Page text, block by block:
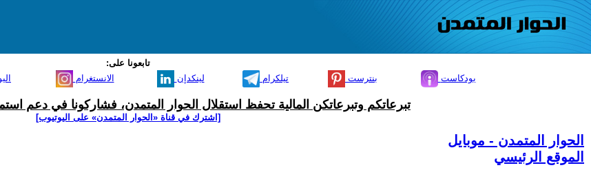
تابعونا على:
الانستغرام لينكدإن تيلكرام بنترست بودكاست
تبرعاتكم وتبرعاتكن المالية تحفظ استقلال الحوار المتمدن، فشاركونا في دعم
[اشترك في قناة ‫«الحوار المتمدن» على اليوتيوب]
الحوار المتمدن - موبايل
الموقع الرئيسي